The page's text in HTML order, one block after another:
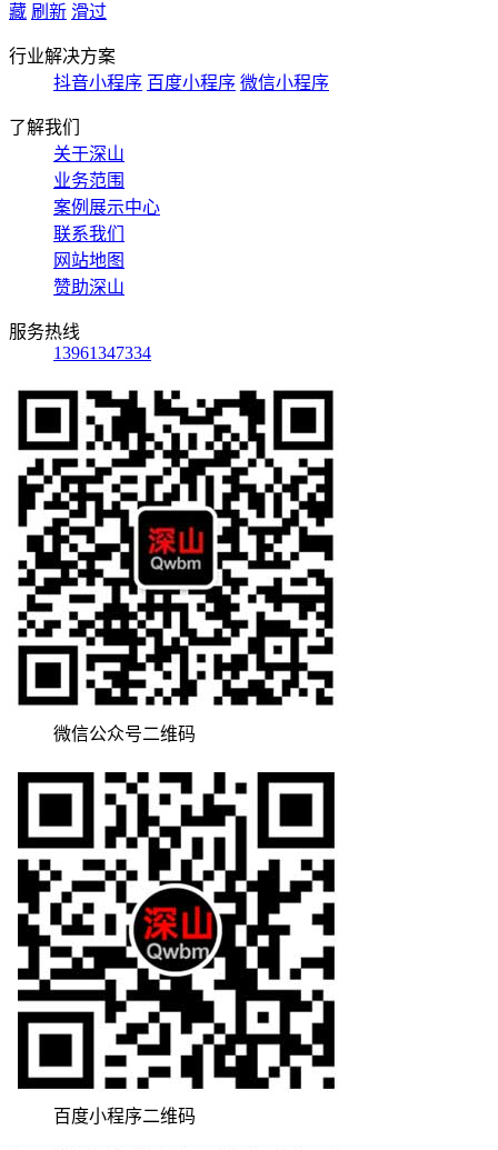
藏 刷新 滑过
行业解决方案
抖音小程序 百度小程序 微信小程序
了解我们
关于深山
业务范围
案例展示中心
联系我们
网站地图
赞助深山
服务热线
13961347334
微信公众号二维码
百度小程序二维码